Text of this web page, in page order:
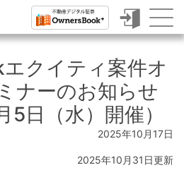
クイティ案件オ
ナーのお知らせ
5日（水）開催）
2025年10月17日
2025年10月31日更新